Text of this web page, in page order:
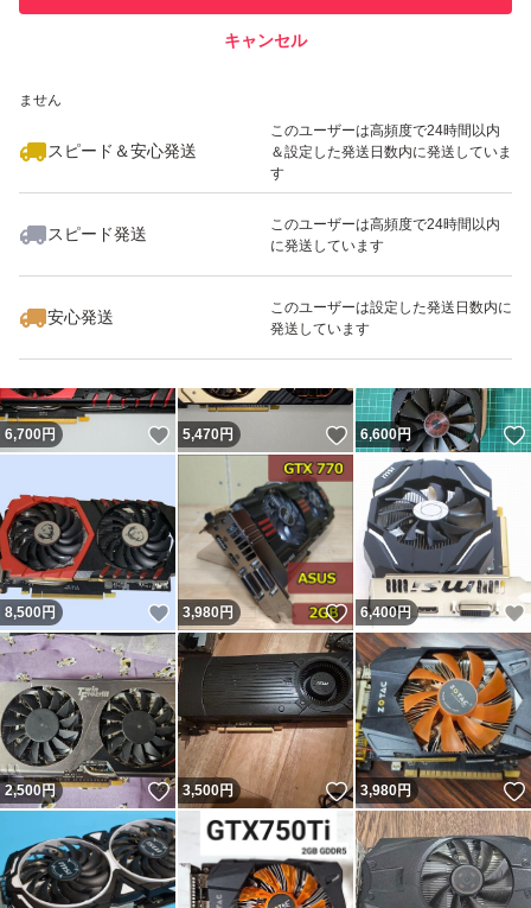
ません
スピード＆安心発送
このユーザーは高頻度で24時間以内
＆設定した発送日数内に発送していま
す
スピード発送
このユーザーは高頻度で24時間以内
に発送しています
安心発送
このユーザーは設定した発送日数内に
発送しています
キャンセル
いいね！
5,900
6,700円 いいね！
5,470円 いいね！
6,600円
8,500円 いいね！
3,980円 いいね！
6,400円
2,500円 いいね！
3,500円 いいね！
3,980円